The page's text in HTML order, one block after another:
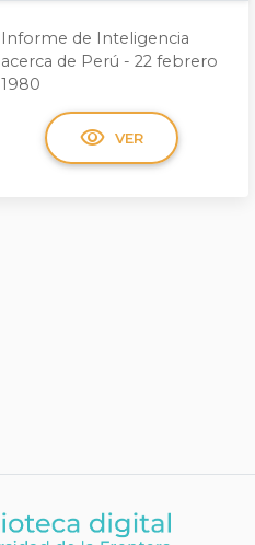
Informe de Inteligencia
acerca de Perú - 22 febrero
1980
visibility VER